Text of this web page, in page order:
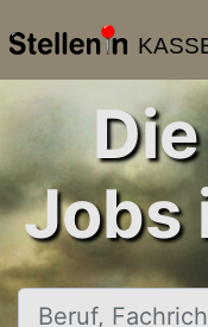
Jobs
Beruf, Fachrichtung,